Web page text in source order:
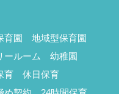
育園
地域型保育園
ールーム
幼稚園
育
休日保育